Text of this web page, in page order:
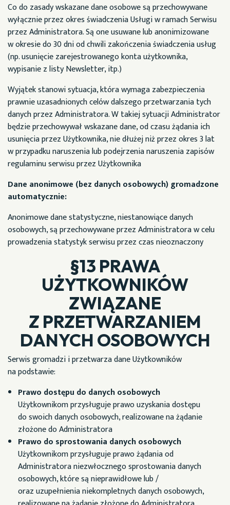
Co do zasady wskazane dane osobowe są przechowywane
wyłącznie przez okres świadczenia Usługi w ramach Serwisu
przez Administratora. Są one usuwane lub anonimizowane
w okresie do 30 dni od chwili zakończenia świadczenia usług
(np. usunięcie zarejestrowanego konta użytkownika,
wypisanie z listy Newsletter, itp.)
Wyjątek stanowi sytuacja, która wymaga zabezpieczenia
prawnie uzasadnionych celów dalszego przetwarzania tych
danych przez Administratora. W takiej sytuacji Administrator
będzie przechowywał wskazane dane, od czasu żądania ich
usunięcia przez Użytkownika, nie dłużej niż przez okres 3 lat
w przypadku naruszenia lub podejrzenia naruszenia zapisów
regulaminu serwisu przez Użytkownika
Dane anonimowe (bez danych osobowych) gromadzone
automatycznie:
Anonimowe dane statystyczne, niestanowiące danych
osobowych, są przechowywane przez Administratora w celu
prowadzenia statystyk serwisu przez czas nieoznaczony
§13 PRAWA
UŻYTKOWNIKÓW
ZWIĄZANE
Z PRZETWARZANIEM
DANYCH OSOBOWYCH
Serwis gromadzi i przetwarza dane Użytkowników
na podstawie:
Prawo dostępu do danych osobowych
Użytkownikom przysługuje prawo uzyskania dostępu
do swoich danych osobowych, realizowane na żądanie
złożone do Administratora
Prawo do sprostowania danych osobowych
Użytkownikom przysługuje prawo żądania od
Administratora niezwłocznego sprostowania danych
osobowych, które są nieprawidłowe lub /
oraz uzupełnienia niekompletnych danych osobowych,